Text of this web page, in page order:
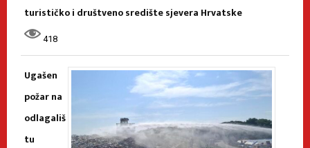
turističko i društveno središte sjevera Hrvatske
418
Ugašen
požar na
odlagališ
tu